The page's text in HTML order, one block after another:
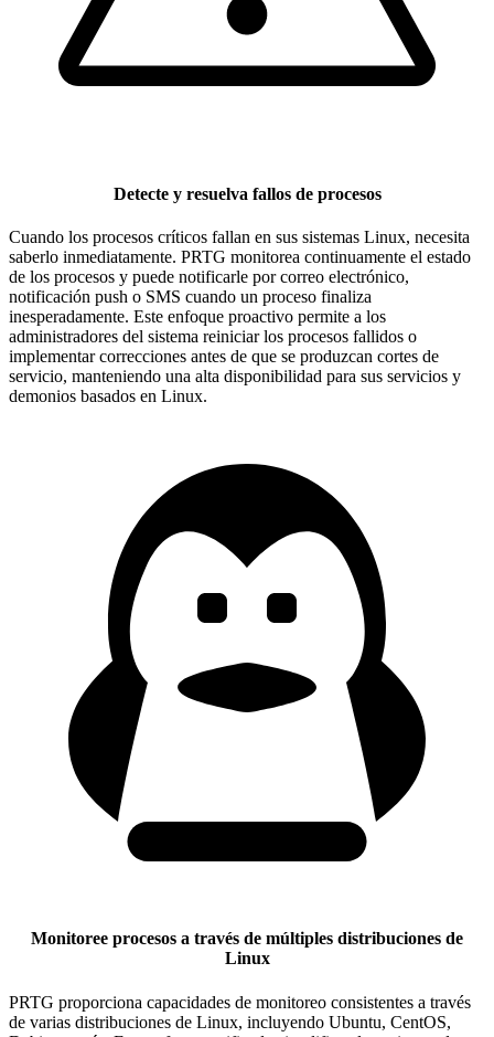
Detecte y resuelva fallos de procesos
Cuando los procesos críticos fallan en sus sistemas Linux, necesita
saberlo inmediatamente. PRTG monitorea continuamente el estado
de los procesos y puede notificarle por correo electrónico,
notificación push o SMS cuando un proceso finaliza
inesperadamente. Este enfoque proactivo permite a los
administradores del sistema reiniciar los procesos fallidos o
implementar correcciones antes de que se produzcan cortes de
servicio, manteniendo una alta disponibilidad para sus servicios y
demonios basados en Linux.
Monitoree procesos a través de múltiples distribuciones de
Linux
PRTG proporciona capacidades de monitoreo consistentes a través
de varias distribuciones de Linux, incluyendo Ubuntu, CentOS,